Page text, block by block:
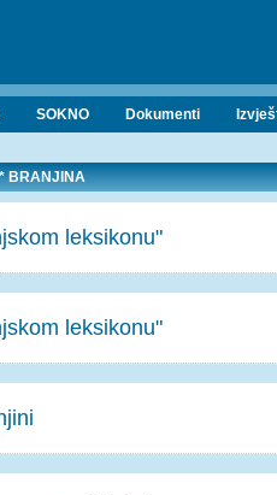
SOKNO Dokumenti
BRANJINA
leksikonu"
leksikonu"